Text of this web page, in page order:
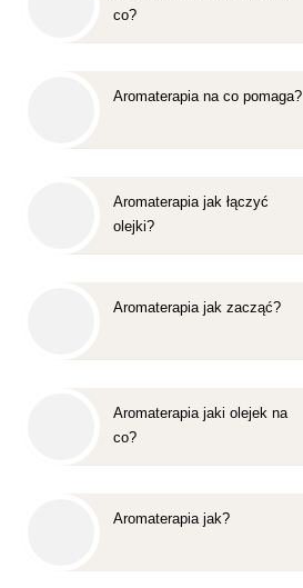
co?
Aromaterapia na co pomaga?
Aromaterapia jak łączyć
olejki?
Aromaterapia jak zacząć?
Aromaterapia jaki olejek na
co?
Aromaterapia jak?